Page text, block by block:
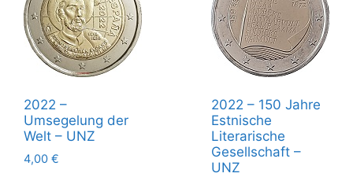
2022 –
Umsegelung der
Welt – UNZ
4,00 €
2022 – 150 Jahre
Estnische
Literarische
Gesellschaft –
UNZ